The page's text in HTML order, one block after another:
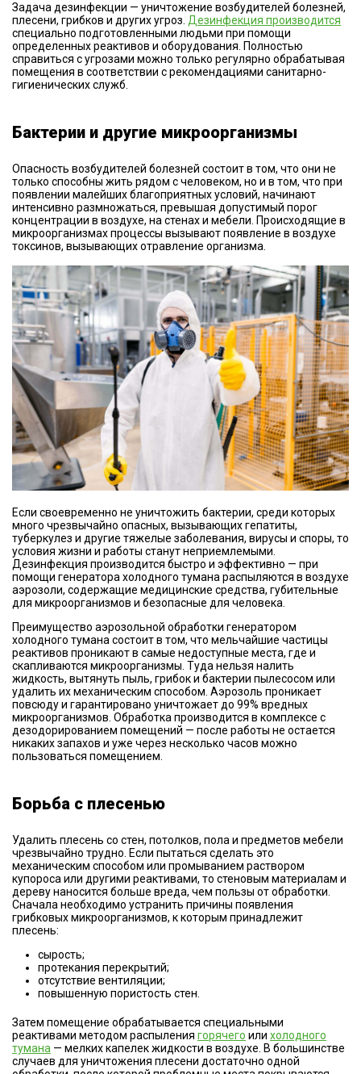
Задача дезинфекции — уничтожение возбудителей болезней,
плесени, грибков и других угроз. Дезинфекция производится
специально подготовленными людьми при помощи
определенных реактивов и оборудования. Полностью
справиться с угрозами можно только регулярно обрабатывая
помещения в соответствии с рекомендациями санитарно-
гигиенических служб.
Бактерии и другие микроорганизмы
Опасность возбудителей болезней состоит в том, что они не
только способны жить рядом с человеком, но и в том, что при
появлении малейших благоприятных условий, начинают
интенсивно размножаться, превышая допустимый порог
концентрации в воздухе, на стенах и мебели. Происходящие в
микроорганизмах процессы вызывают появление в воздухе
токсинов, вызывающих отравление организма.
Если своевременно не уничтожить бактерии, среди которых
много чрезвычайно опасных, вызывающих гепатиты,
туберкулез и другие тяжелые заболевания, вирусы и споры, то
условия жизни и работы станут неприемлемыми.
Дезинфекция производится быстро и эффективно — при
помощи генератора холодного тумана распыляются в воздухе
аэрозоли, содержащие медицинские средства, губительные
для микроорганизмов и безопасные для человека.
Преимущество аэрозольной обработки генератором
холодного тумана состоит в том, что мельчайшие частицы
реактивов проникают в самые недоступные места, где и
скапливаются микроорганизмы. Туда нельзя налить
жидкость, вытянуть пыль, грибок и бактерии пылесосом или
удалить их механическим способом. Аэрозоль проникает
повсюду и гарантировано уничтожает до 99% вредных
микроорганизмов. Обработка производится в комплексе с
дезодорированием помещений — после работы не остается
никаких запахов и уже через несколько часов можно
пользоваться помещением.
Борьба с плесенью
Удалить плесень со стен, потолков, пола и предметов мебели
чрезвычайно трудно. Если пытаться сделать это
механическим способом или промыванием раствором
купороса или другими реактивами, то стеновым материалам и
дереву наносится больше вреда, чем пользы от обработки.
Сначала необходимо устранить причины появления
грибковых микроорганизмов, к которым принадлежит
плесень:
сырость;
протекания перекрытий;
отсутствие вентиляции;
повышенную пористость стен.
Затем помещение обрабатывается специальными
реактивами методом распыления горячего или холодного
тумана — мелких капелек жидкости в воздухе. В большинстве
случаев для уничтожения плесени достаточно одной